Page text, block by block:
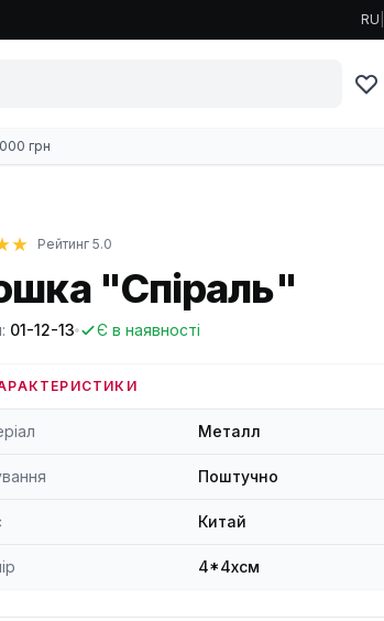
RU
грн
Рейтинг 5.0
"Спіраль"
01-12-13 Є в наявності
Металл
Поштучно
Китай
4*4xсм